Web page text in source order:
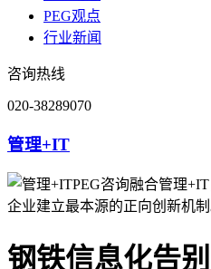
PEG观点
行业新闻
咨询热线
020-38289070
管理+IT
PEG咨询融合管理
企业建立最本源的正向创新机制
钢铁信息化告